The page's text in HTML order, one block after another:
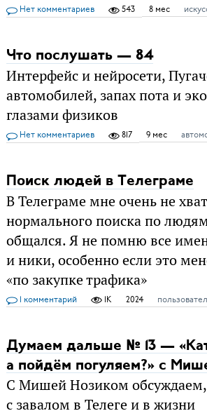
Нет комментариев 543 8 мес
Что послушать — 84
Интерфейс и нейросети,
автомобилей, запах пота и
глазами физиков
Нет комментариев 817 9 мес
Поиск людей в Телеграме
В Телеграме мне очень не
нормального поиска по
общался. Я не помню все
и ники, особенно если это
«по закупке трафика»
1 комментарий 1K 2024
Думаем дальше № 13 —
а пойдём погуляем?» с
С Мишей Нозиком обсуждаем,
с завалом в Телеге и в жизни